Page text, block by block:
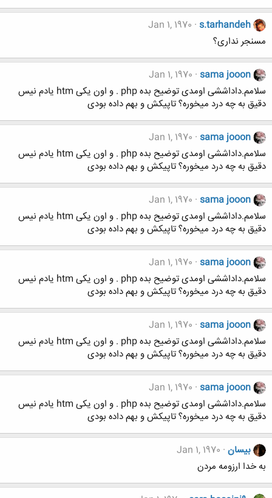
s.tarhandeh
Jan 1, 1970
مسنجر نداری؟
sama jooon
Jan 1, 1970
سلامم.داداششی اومدی توضیح بده php . و اون یکی htm یادم نیس
دقیق به چه درد میخوره؟ تاپیکش و بهم داده بودی
sama jooon
Jan 1, 1970
سلامم.داداششی اومدی توضیح بده php . و اون یکی htm یادم نیس
دقیق به چه درد میخوره؟ تاپیکش و بهم داده بودی
sama jooon
Jan 1, 1970
سلامم.داداششی اومدی توضیح بده php . و اون یکی htm یادم نیس
دقیق به چه درد میخوره؟ تاپیکش و بهم داده بودی
sama jooon
Jan 1, 1970
سلامم.داداششی اومدی توضیح بده php . و اون یکی htm یادم نیس
دقیق به چه درد میخوره؟ تاپیکش و بهم داده بودی
sama jooon
Jan 1, 1970
سلامم.داداششی اومدی توضیح بده php . و اون یکی htm یادم نیس
دقیق به چه درد میخوره؟ تاپیکش و بهم داده بودی
sama jooon
Jan 1, 1970
سلامم.داداششی اومدی توضیح بده php . و اون یکی htm یادم نیس
دقیق به چه درد میخوره؟ تاپیکش و بهم داده بودی
بیسان Jan 1, 1970
به خدا ارزومه مردن